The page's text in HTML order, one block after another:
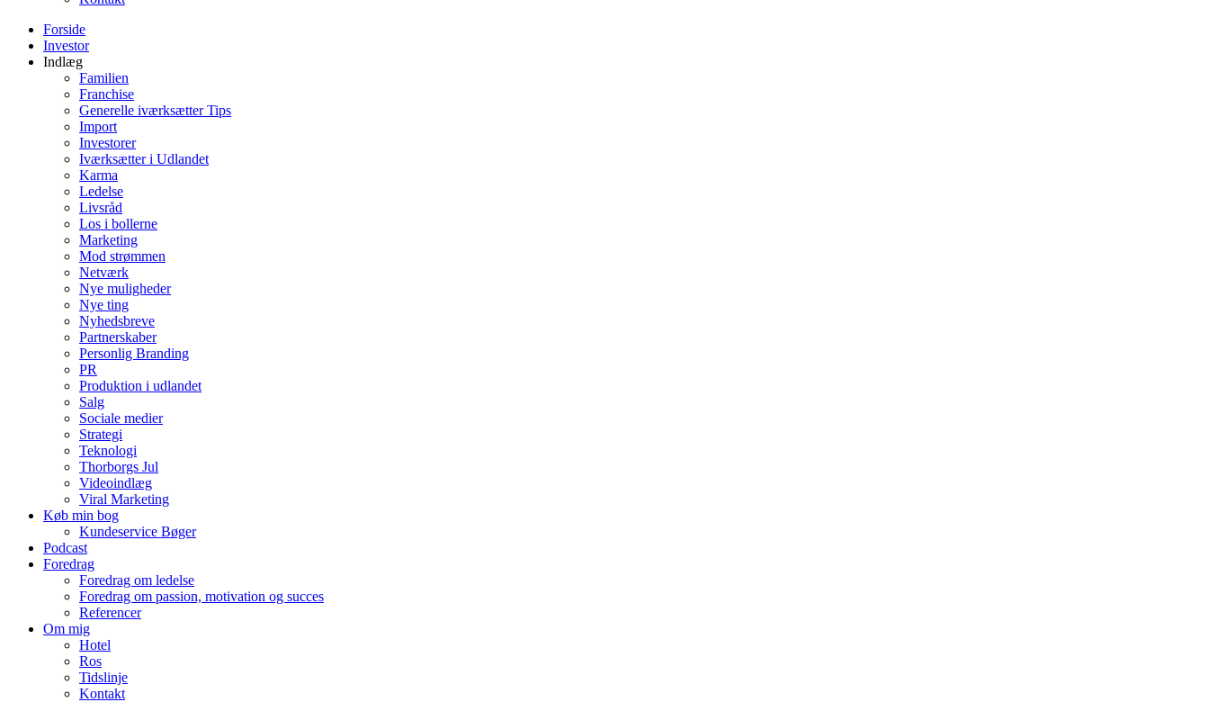
Forside
Investor
Indlæg
Familien
Franchise
Generelle iværksætter Tips
Import
Investorer
Iværksætter i Udlandet
Karma
Ledelse
Livsråd
Los i bollerne
Marketing
Mod strømmen
Netværk
Nye muligheder
Nye ting
Nyhedsbreve
Partnerskaber
Personlig Branding
PR
Produktion i udlandet
Salg
Sociale medier
Strategi
Teknologi
Thorborgs Jul
Videoindlæg
Viral Marketing
Køb min bog
Kundeservice Bøger
Podcast
Foredrag
Foredrag om ledelse
Foredrag om passion, motivation og succes
Referencer
Om mig
Hotel
Ros
Tidslinje
Kontakt